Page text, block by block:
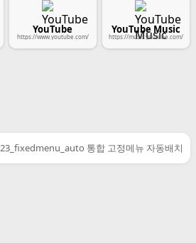
YouTube
https://www.youtube.com/
YouTube Music
https://music.youtube.com/
통합 고정메뉴 자동배치